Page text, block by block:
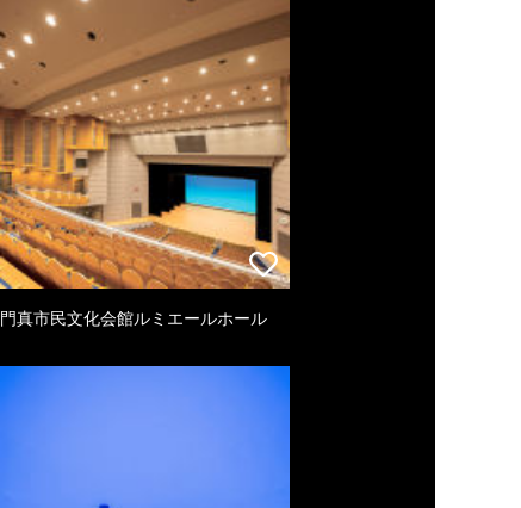
門真市民文化会館ルミエールホール